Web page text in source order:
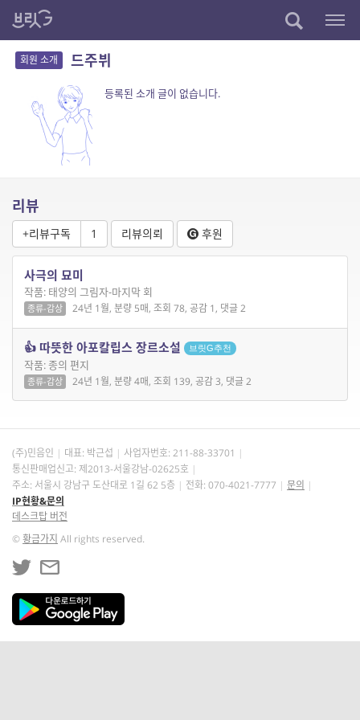
회원 소개 드주뷔
등록된 소개 글이 없습니다.
리뷰
+리뷰구독 1 리뷰의뢰 후원
사극의 묘미
작품: 태양의 그림자-마지막 회
종류-감상 24년 1월, 분량 5매, 조회 78, 공감 1, 댓글 2
👍 따뜻한 아포칼립스 장르소설 브릿G추천
작품: 종의 편지
종류-감상 24년 1월, 분량 4매, 조회 139, 공감 3, 댓글 2
(주)민음인 대표: 박근섭 사업자번호: 211-88-33701
통신판매업신고: 제2013-서울강남-02625호
주소: 서울시 강남구 도산대로 1길 62 5층
전화: 070-4021-7777
문의
IP현황&문의
데스크탑 버전
©황금가지 All rights reserved.